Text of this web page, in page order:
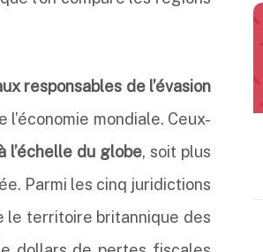
responsables de l’évasion
mondiale. Ceux-
du globe, soit plus
Parmi les cinq juridictions
le territoire britannique des